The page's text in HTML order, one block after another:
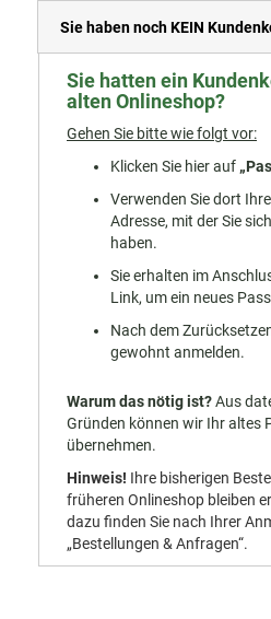
Sie haben noch KEIN
Sie hatten ein
alten Onlineshop?
Gehen Sie bitte wie folgt vor:
Klicken Sie hier auf
Verwenden Sie dort
Adresse, mit der Sie
haben.
Sie erhalten im
Link, um ein neues
Nach dem
gewohnt anmelden.
Warum das nötig ist?Aus
Gründen können wir Ihr altes
übernehmen.
Hinweis! Ihre bisherigen
früheren Onlineshop bleiben
dazu finden Sie nach Ihrer
„Bestellungen & Anfragen“.